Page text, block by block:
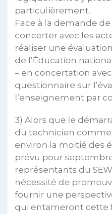
particulièrement.
Face à la demande
concerter avec les
réaliser une
de l’Éducation
– en concertation
questionnaire sur
l’enseignement par
3) Alors que le
du technicien
environ la moitié des
prévu pour septembre
représentants du
nécessité de
fournir une
qui entameront cette